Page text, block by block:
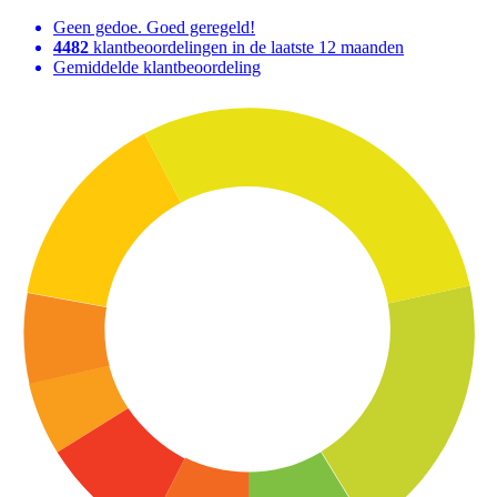
Geen gedoe. Goed geregeld!
4482 klantbeoordelingen in de laatste 12 maanden
Gemiddelde klantbeoordeling